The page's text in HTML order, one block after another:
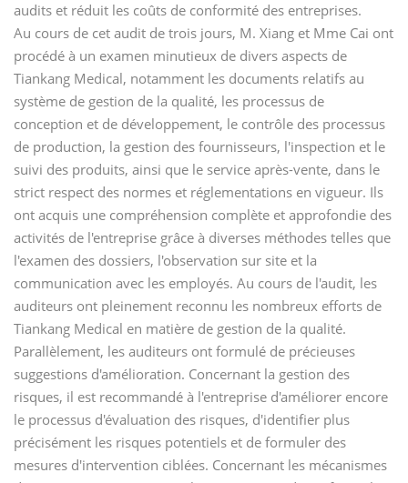
audits et réduit les coûts de conformité des entreprises.
Au cours de cet audit de trois jours, M. Xiang et Mme Cai ont
procédé à un examen minutieux de divers aspects de
Tiankang Medical, notamment les documents relatifs au
système de gestion de la qualité, les processus de
conception et de développement, le contrôle des processus
de production, la gestion des fournisseurs, l'inspection et le
suivi des produits, ainsi que le service après-vente, dans le
strict respect des normes et réglementations en vigueur. Ils
ont acquis une compréhension complète et approfondie des
activités de l'entreprise grâce à diverses méthodes telles que
l'examen des dossiers, l'observation sur site et la
communication avec les employés. Au cours de l'audit, les
auditeurs ont pleinement reconnu les nombreux efforts de
Tiankang Medical en matière de gestion de la qualité.
Parallèlement, les auditeurs ont formulé de précieuses
suggestions d'amélioration. Concernant la gestion des
risques, il est recommandé à l'entreprise d'améliorer encore
le processus d'évaluation des risques, d'identifier plus
précisément les risques potentiels et de formuler des
mesures d'intervention ciblées. Concernant les mécanismes